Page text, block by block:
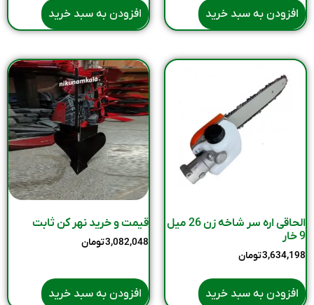
افزودن به سبد خرید افزودن به سبد خرید
الحاقی اره سر شاخه زن 26 میل
9 خار
3,634,198تومان
افزودن به سبد خرید
قیمت و خرید نهر کن ثابت
3,082,048تومان
افزودن به سبد خرید